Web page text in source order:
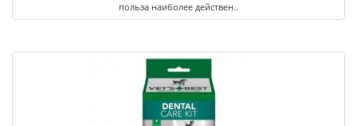
польза наиболее действен..